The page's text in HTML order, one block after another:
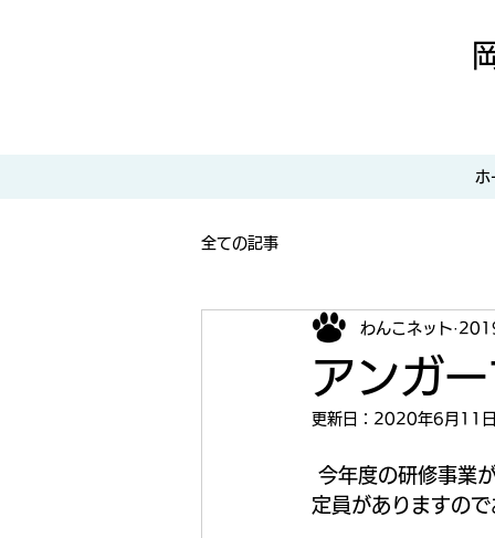
ホ
全ての記事
アンガ
わんこネット
更新日： 2020年6月11
今年度の研修事業
定員がありますの